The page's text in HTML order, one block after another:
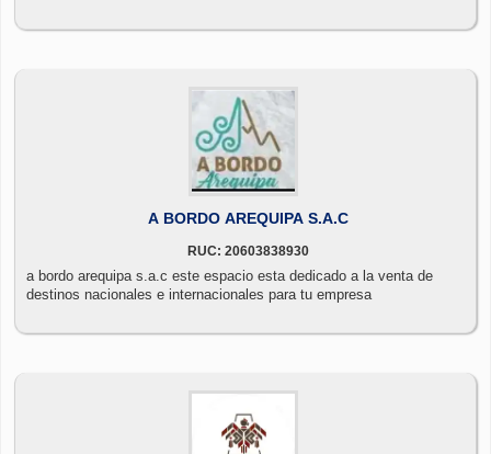
A BORDO AREQUIPA S.A.C
RUC: 20603838930
a bordo arequipa s.a.c este espacio esta dedicado a la venta de
destinos nacionales e internacionales para tu empresa